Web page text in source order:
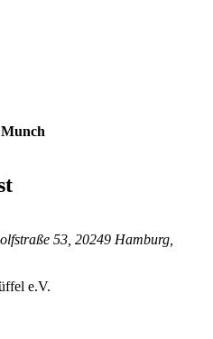
53, 20249 Hamburg,
e.V.